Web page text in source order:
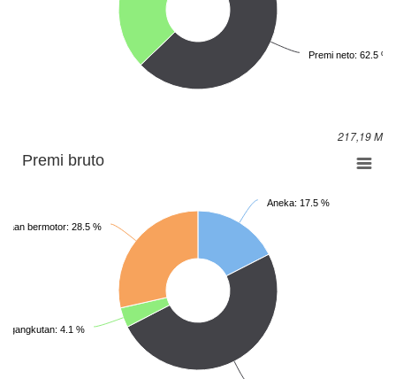
Premi neto: 62.5 %
217,19 M
Premi bruto
Aneka: 17.5 %
4.1 %
bermotor: 28.5 %